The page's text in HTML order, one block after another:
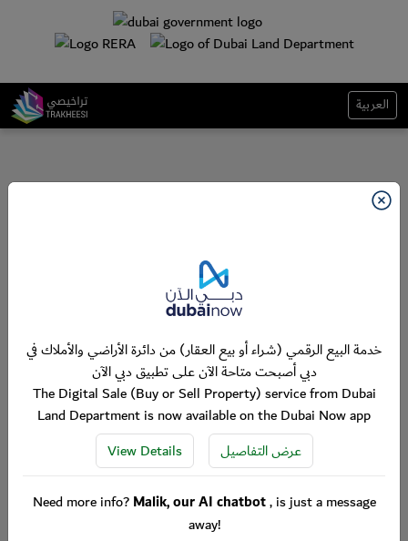
العربية
خدمة البيع الرقمي (شراء أو بيع العقار) من دائرة الأراضي والأملاك في
دبي أصبحت متاحة الآن على تطبيق دبي الآن
The Digital Sale (Buy or Sell Property) service from Dubai
Land Department is now available on the Dubai Now app
View Details
عرض التفاصيل
Need more info?Malik, our AI chatbot, is just a message
away!